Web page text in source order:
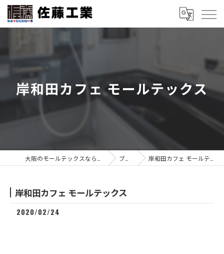
岸和田カフェ モールテックス
ブログ 岸和田カフェ モールテックス
岸和田カフェ モールテックス
2020/02/24